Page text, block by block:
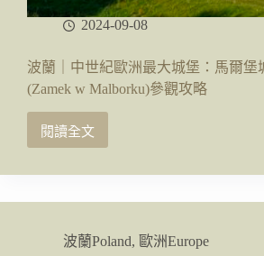
2024-09-08
波蘭｜中世紀歐洲最大城堡：馬爾堡
(Zamek w Malborku)參觀攻略
閱讀全文
波
｜
紀
歐
波蘭Poland, 歐洲Europe